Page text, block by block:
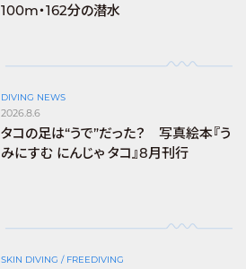
100m・162分の潜水
DIVING NEWS
2026.8.6
タコの足は“うで”だった？ 写真絵本『う
みにすむ にんじゃ タコ』8月刊行
SKIN DIVING / FREEDIVING